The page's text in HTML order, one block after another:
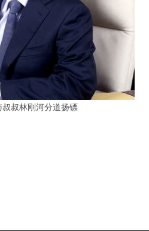
叔林刚河分道扬镖